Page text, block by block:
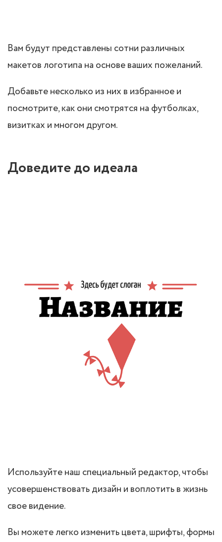
Вам будут представлены сотни различных
макетов логотипа на основе ваших пожеланий.
Добавьте несколько из них в избранное и
посмотрите, как они смотрятся на футболках,
визитках и многом другом.
Доведите до идеала
Используйте наш специальный редактор, чтобы
усовершенствовать дизайн и воплотить в жизнь
свое видение.
Вы можете легко изменить цвета, шрифты, формы